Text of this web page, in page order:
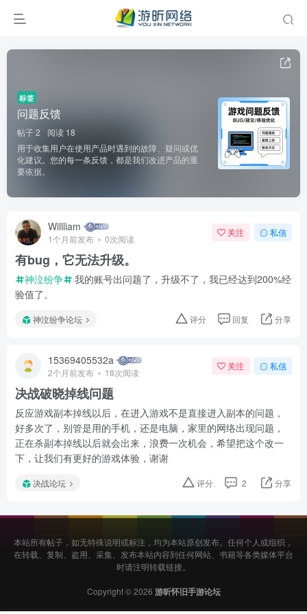
标签
问题反馈
帖子 2
阅读 18
用于收集用户在使用产品时遇到的故障、疑问或优
化建议。您的每一条反馈，都是我们改进产品的重
要依据。
Willliam
1个月前发布 0次阅读
关注 私信
有bug，它无法升级。
神泣纷争
我的账号出问题了，升级不了，我已经达到200%经
验值了。
神泣纷争论坛 评分 回复 分享
15369405532a
2个月前发布 18次阅读
关注 私信
决战破晓掉线问题
反应游戏副本掉线以后，在进入游戏不是直接进入副本的问题，
好多次了，别管是用的手机，还是电脑，家里的网络出现问题，
正在杀副本掉线以后就会出来，浪费一次机会，希望把这个改一
下，让我们有更好的游戏体验，谢谢
决战论坛 评分 2 分享
本站所有帖子，如无特殊说明或标注，均为本站原创发布。任何个人或组织，
在转载、复制、盗用、采集、发布本站内容到任何网站、书籍等各类媒体平台
时请注明转载链接。
Copyright © 2026 游昕怀旧手游论坛